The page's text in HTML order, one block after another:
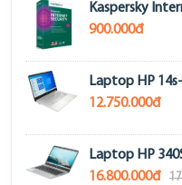
Kaspersky
900.000đ
Laptop HP
12.750.000đ
Laptop HP
16.800.000đ